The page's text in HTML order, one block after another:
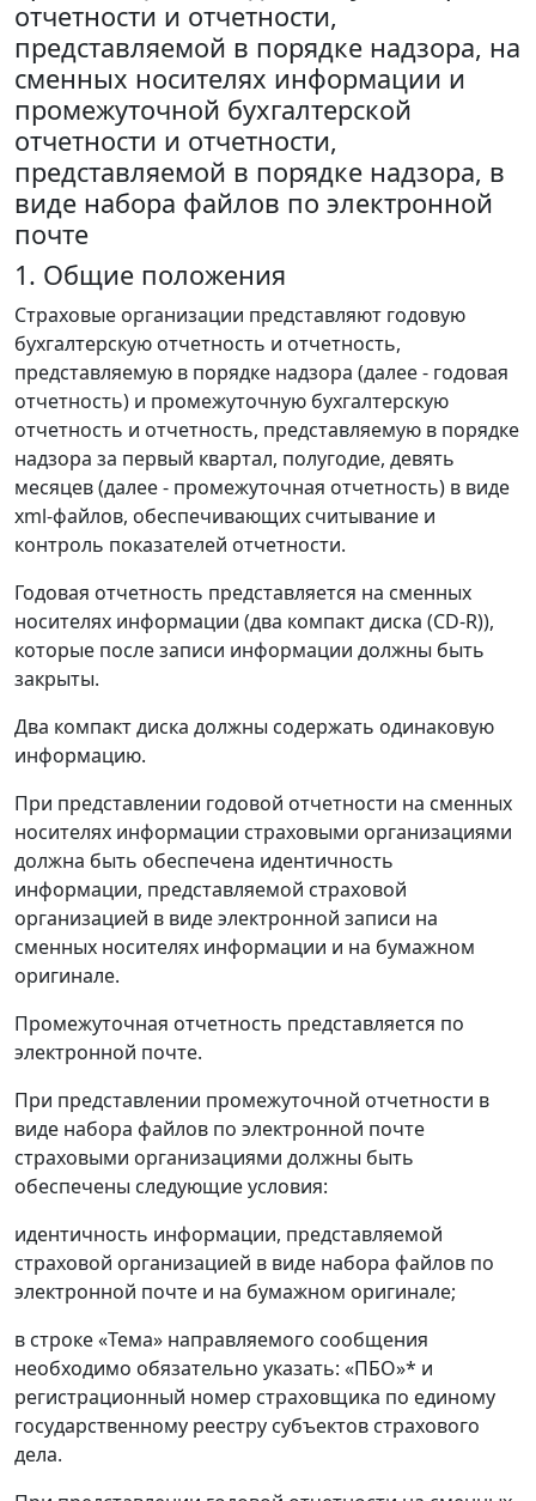
отчетности и отчетности,
представляемой в порядке надзора, на
сменных носителях информации и
промежуточной бухгалтерской
отчетности и отчетности,
представляемой в порядке надзора, в
виде набора файлов по электронной
почте
1. Общие положения
Страховые организации представляют годовую
бухгалтерскую отчетность и отчетность,
представляемую в порядке надзора (далее - годовая
отчетность) и промежуточную бухгалтерскую
отчетность и отчетность, представляемую в порядке
надзора за первый квартал, полугодие, девять
месяцев (далее - промежуточная отчетность) в виде
xml-файлов, обеспечивающих считывание и
контроль показателей отчетности.
Годовая отчетность представляется на сменных
носителях информации (два компакт диска (CD-R)),
которые после записи информации должны быть
закрыты.
Два компакт диска должны содержать одинаковую
информацию.
При представлении годовой отчетности на сменных
носителях информации страховыми организациями
должна быть обеспечена идентичность
информации, представляемой страховой
организацией в виде электронной записи на
сменных носителях информации и на бумажном
оригинале.
Промежуточная отчетность представляется по
электронной почте.
При представлении промежуточной отчетности в
виде набора файлов по электронной почте
страховыми организациями должны быть
обеспечены следующие условия:
идентичность информации, представляемой
страховой организацией в виде набора файлов по
электронной почте и на бумажном оригинале;
в строке «Тема» направляемого сообщения
необходимо обязательно указать: «ПБО»* и
регистрационный номер страховщика по единому
государственному реестру субъектов страхового
дела.